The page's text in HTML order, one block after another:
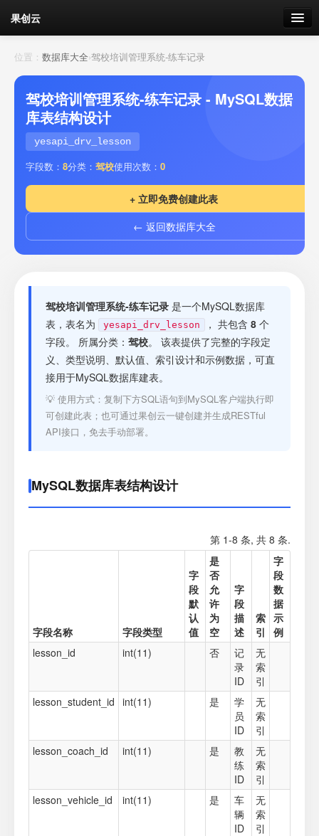
果创云
数据表单
API接口
云存储
流量 剩余接口流量
套餐
接口测试
位置： 数据库大全›驾校培训管理系统-练车记录
驾校培训管理系统-练车记录 - MySQL数据
库表结构设计
yesapi_drv_lesson
字段数： 8分类： 驾校使用次数： 0
+ 立即免费创建此表
← 返回数据库大全
驾校培训管理系统-练车记录 是一个MySQL数据库
表，表名为
yesapi_drv_lesson ， 共包含 8 个
字段。 所属分类： 驾校。 该表提供了完整的字段定
义、类型说明、默认值、索引设计和示例数据，可直
接用于MySQL数据库建表。
💡 使用方式：复制下方SQL语句到MySQL客户端执行即
可创建此表；也可通过果创云一键创建并生成RESTful
API接口，免去手动部署。
MySQL数据库表结构设计
第 1-8 条, 共 8 条.
字段名称 字段类型
字
段
默
认
值
是
否
允
许
为
空
字
段
描
述
索
引
字
段
数
据
示
例
lesson_id
int(11) 否
记
录
ID
无
索
引
lesson_student_id int(11) 是
学
员
ID
无
索
引
lesson_coach_id
int(11) 是
教
练
ID
无
索
引
lesson_vehicle_id
int(11) 是
车
辆
ID
无
索
引